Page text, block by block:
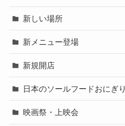
新しい場所
新メニュー登場
新規開店
日本のソールフードおにぎり
映画祭・上映会